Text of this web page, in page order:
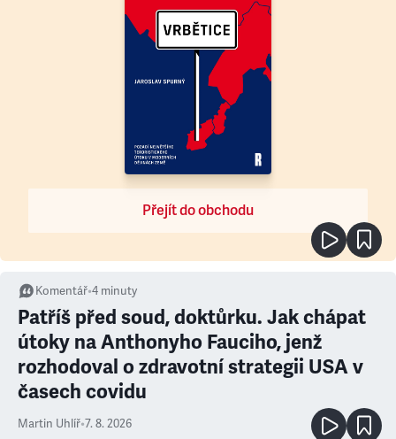
Přejít do obchodu
Komentář•4 minuty
Patříš před soud, doktůrku. Jak chápat
útoky na Anthonyho Fauciho, jenž
rozhodoval o zdravotní strategii USA v
časech covidu
Martin Uhlíř•7. 8. 2026